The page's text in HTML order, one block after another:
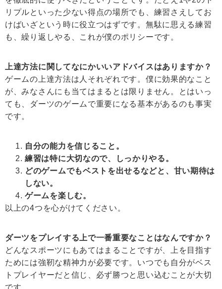
リプルといった少ない得点の場所でも、練習さえしてお
けばいざという時に役立つはずです。無駄に思える練習
も、繰り返しやる、これが僕のポリシーです。
上達方法に関してなにかいいアドバイスはありますか？
ゲームの上達方法は人それぞれです。僕に効果的なこと
が、みなさんにも当てはまるとは限りません。とはいっ
ても、ダーツのゲームで重要になる基本があるのも事実
です。
自分の能力を信じること。
練習は特に大切なので、しっかりやる。
どのゲームでもベストを出せるなどと、甘い期待は
しない。
ゲームを楽しむ。
以上の4つを心がけてください。
ダーツをプレイする上で一番重要なことはなんですか？
どんなスポーツにもあてはまることですが、上を目指す
ためには強靭な精神力が必要です。いつでも自分がベス
トプレイヤーだと信じ、必ず勝つと思い込むことが大切
です。